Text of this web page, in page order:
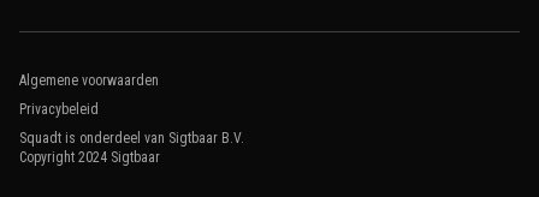
Algemene voorwaarden
Privacybeleid
Squadt is onderdeel van Sigtbaar B.V.
Copyright 2024 Sigtbaar